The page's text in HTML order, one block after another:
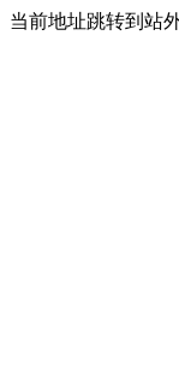
当前地址跳转到站